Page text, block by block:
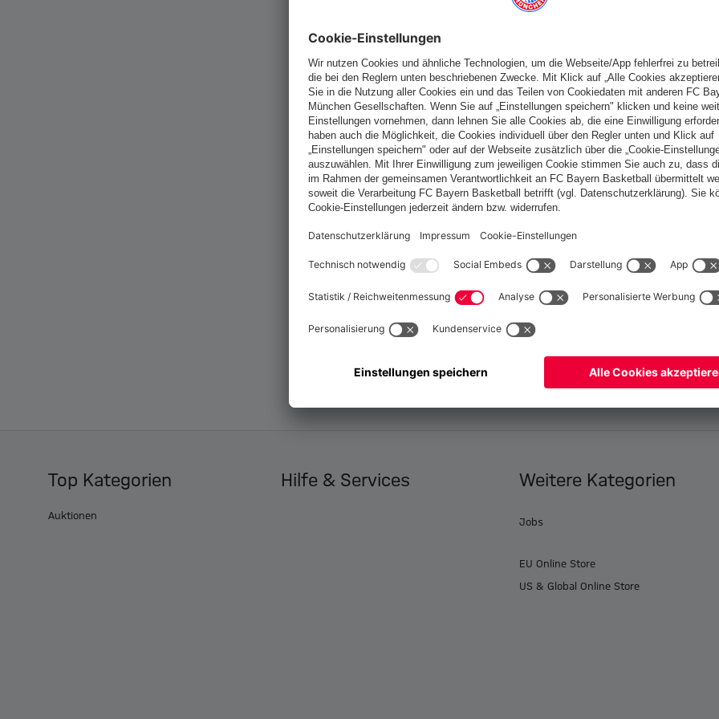
Top Kategorien
Auktionen
Hilfe & Services Weitere Kategorien
Jobs
EU Online Store
US & Global Online Store
Möchtest du im StoreDeutschlandbleiben?
Ja,Deutschland, um dorthin zu liefern!